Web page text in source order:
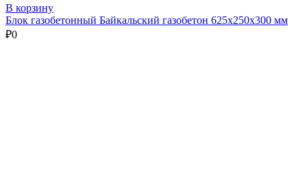
В корзину
Блок газобетонный Байкальский газобетон 625х250х300 мм
₽0